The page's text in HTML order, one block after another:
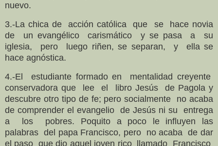
nuevo.
3.-La chica de acción católica que se hace novia
de un evangélico carismático y se pasa a su
iglesia, pero luego riñen, se separan, y ella se
hace agnóstica.
4.-El estudiante formado en mentalidad creyente
conservadora que lee el libro Jesús de Pagola y
descubre otro tipo de fe; pero socialmente no acaba
de comprender el evangelio de Jesús ni su entrega
a los pobres. Poquito a poco le influyen las
palabras del papa Francisco, pero no acaba de dar
el paso que dio aquel joven rico llamado Francisco